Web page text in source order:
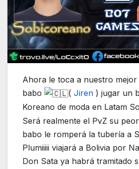
Ahora le toca a nuestro mejor
babo
( Jiren ) jugar un
Koreano de moda en Latam
Será realmente el PvZ su
babo le romperá la tubería a
Plumiiiii viajará a Bolivia por
Don Sata ya habrá tramitado